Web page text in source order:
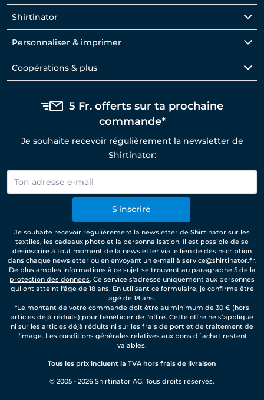
Shirtinator
Personnaliser & imprimer
Coopérations & plus
5 Fr. offerts sur ta prochaine
commande*
Je souhaite recevoir régulièrement la newsletter de
Shirtinator:
S'inscrire
Je souhaite recevoir régulièrement la newsletter de Shirtinator sur les
textiles, les cadeaux photo et la personnalisation. Il est possible de se
désinscrire à tout moment de la newsletter via le lien de désinscription
dans chaque newsletter ou en envoyant un e-mail à service@shirtinator.fr.
De plus amples informations à ce sujet se trouvent au paragraphe 5 de la
protection des données. Ce service s'adresse uniquement aux personnes
qui ont atteint l'âge de 18 ans. En utilisant ce formulaire, je confirme être
agé de 18 ans.
*Le montant de votre commande doit être au minimum de 30 € (hors
articles déjà réduits) pour bénéficier de l'offre. Cette offre ne s’applique
ni sur les articles déjà réduits ni sur les frais de port et de traitement de
l'image. Les conditions générales relatives aux bons d´achatrestent
valables.
Tous les prix incluent la TVA hors frais de livraison
© 2005 - 2026 Shirtinator AG. Tous droits réservés.